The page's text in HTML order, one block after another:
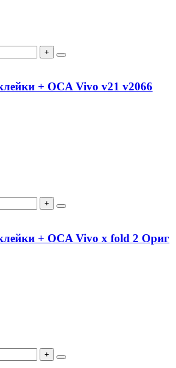
+
+ OCA Vivo v21 v2066
+
+ OCA Vivo x fold 2 Ориг
+